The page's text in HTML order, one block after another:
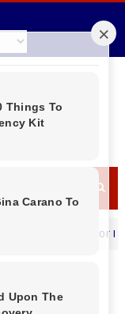
Vereador
faça seu curso